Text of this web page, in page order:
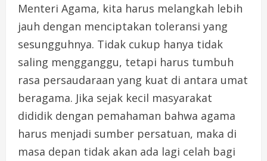
Menteri Agama, kita harus melangkah lebih
jauh dengan menciptakan toleransi yang
sesungguhnya. Tidak cukup hanya tidak
saling mengganggu, tetapi harus tumbuh
rasa persaudaraan yang kuat di antara umat
beragama. Jika sejak kecil masyarakat
dididik dengan pemahaman bahwa agama
harus menjadi sumber persatuan, maka di
masa depan tidak akan ada lagi celah bagi